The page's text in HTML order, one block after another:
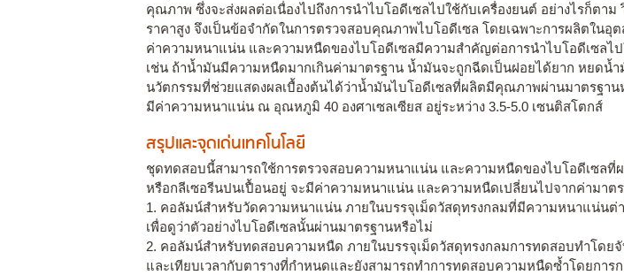
คุณภาพ ซึ่งจะส่งผลต่อเนื่องไปถึงการนำไบโอดีเซลไปใช้กับเครื่องยนต์ อย่างไรก็ตา
ราคาสูง จึงเป็นข้อจำกัดในการตรวจสอบคุณภาพไบโอดีเซล โดยเฉพาะการผลิตใน
ค่าความหนาแน่น และความหนืดของไบโอดีเซลมีความสำคัญต่อการนำไบโอดีเซลไ
เช่น ถ้าน้ำมันมีความหนืดมากเกินค่ามาตรฐาน น้ำมันจะถูกฉีดเป็นฝอยได้ยาก หยด
นวัตกรรมที่ช่วยแสดงผลเบื้องต้นได้ว่าน้ำมันไบโอดีเซลที่ผลิตมีคุณภาพผ่านมาตรฐา
มีค่าความหนาแน่น ณ อุณหภูมิ 40 องศาเซลเซียส อยู่ระหว่าง 3.5-5.0 เซนติสโตกส์
สรุปและจุดเด่นเทคโนโลยี
ชุดทดสอบนี้สามารถใช้การตรวจสอบความหนาแน่น และความหนืดของไบโอดีเซลที่
หรือกลีเซอรีนปนเปื้อนอยู่ จะมีค่าความหนาแน่น และความหนืดเปลี่ยนไปจากค่ามา
1. คอลัมน์สำหรับวัดความหนาแน่น ภายในบรรจุเม็ดวัสดุทรงกลมที่มีความหนาแน่นต่
เพื่อดูว่าตัวอย่างไบโอดีเซลนั้นผ่านมาตรฐานหรือไม่
2. คอลัมน์สำหรับทดสอบความหนืด ภายในบรรจุเม็ดวัสดุทรงกลมการทดสอบทำโดย
และเทียบเวลากับตารางที่กำหนดและยังสามารถทำการทดสอบความหนืดซ้ำโดยการ